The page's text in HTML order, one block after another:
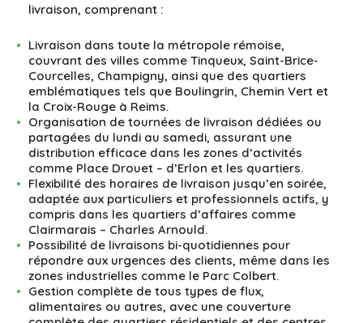
livraison, comprenant :
Livraison dans toute la métropole rémoise,
couvrant des villes comme Tinqueux, Saint-Brice-
Courcelles, Champigny, ainsi que des quartiers
emblématiques tels que Boulingrin, Chemin Vert et
la Croix-Rouge à Reims.
Organisation de tournées de livraison dédiées ou
partagées du lundi au samedi, assurant une
distribution efficace dans les zones d’activités
comme Place Drouet – d’Erlon et les quartiers.
Flexibilité des horaires de livraison jusqu’en soirée,
adaptée aux particuliers et professionnels actifs, y
compris dans les quartiers d’affaires comme
Clairmarais – Charles Arnould.
Possibilité de livraisons bi-quotidiennes pour
répondre aux urgences des clients, même dans les
zones industrielles comme le Parc Colbert.
Gestion complète de tous types de flux,
alimentaires ou autres, avec une couverture